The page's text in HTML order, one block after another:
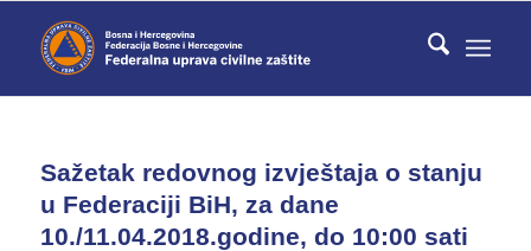
Sažetak redovnog izvještaja o stanju
u Federaciji BiH, za dane
10./11.04.2018.godine, do 10:00 sati